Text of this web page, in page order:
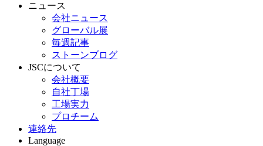
ニュース
会社ニュース
グローバル展
毎週記事
ストーンブログ
JSCについて
会社概要
自社丁場
工場実力
プロチーム
連絡先
Language